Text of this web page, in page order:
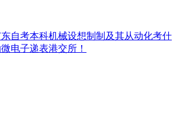
东自考本科机械设想制制及其从动化考什
微电子递表港交所！